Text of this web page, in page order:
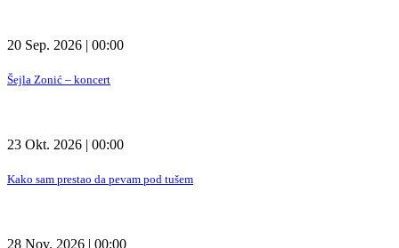
20 Sep. 2026 | 00:00
Šejla Zonić – koncert
23 Okt. 2026 | 00:00
Kako sam prestao da pevam pod tušem
28 Nov. 2026 | 00:00